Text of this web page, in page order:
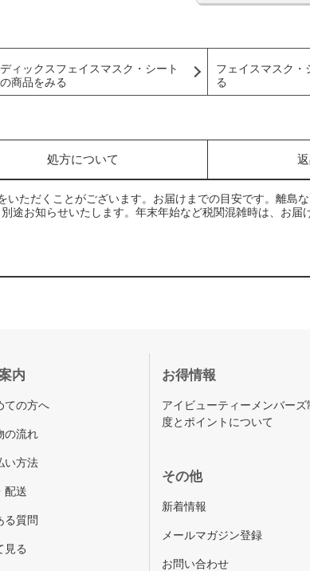
ィックスフェイスマスク・シート
商品をみる
フェイスマスク・
る
処方について
ただくことがございます。お届けまでの目安です。離島
途お知らせいたします。年末年始など税関混雑時は、お届
内
ての方へ
の流れ
い方法
配送
る質問
見る
お得情報
アイビューティーメンバーズ
度とポイントについて
その他
新着情報
メールマガジン登録
お問い合わせ